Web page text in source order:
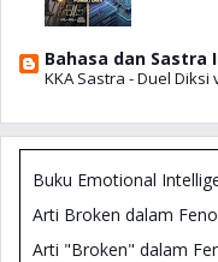
Bahasa dan Sastra
KKA Sastra - Duel Diksi
Buku Emotional
Arti Broken dalam
Arti "Broken" dalam